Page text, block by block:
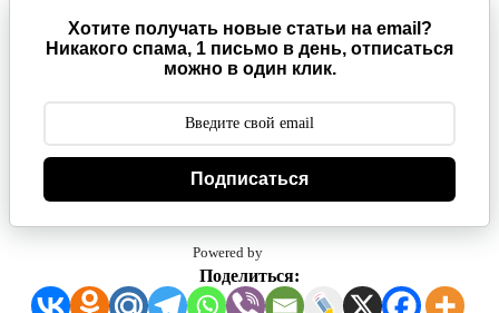
Хотите получать новые статьи на email?
Никакого спама, 1 письмо в день, отписаться
можно в один клик.
Подписаться
Powered by
Поделиться: